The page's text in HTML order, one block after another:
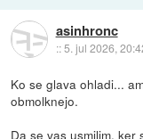
asinhronc
::5. jul 2026,
Ko se glava ohladi...
obmolknejo.
Da se vas usmilim, ker